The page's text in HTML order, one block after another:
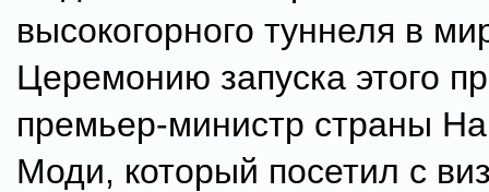
высокогорного туннеля в
Церемонию запуска этого
премьер-министр страны
Моди, который посетил с